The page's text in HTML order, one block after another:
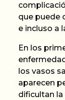
que puede
e incluso a
En los
los vasos
aparecen
dificultan la